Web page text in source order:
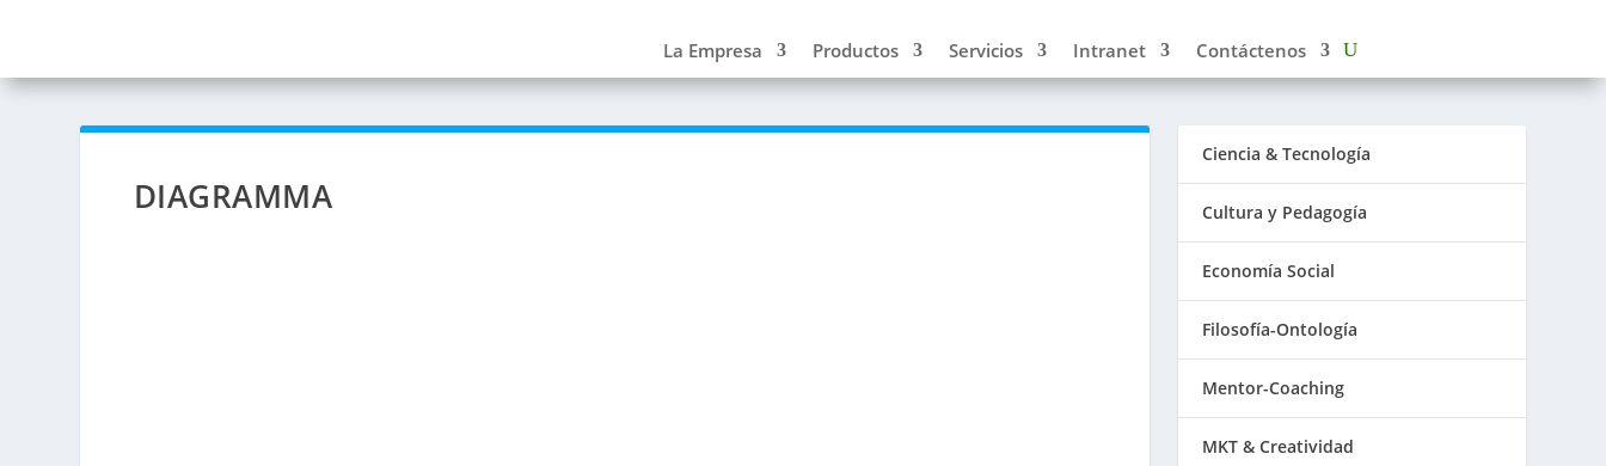
La Empresa Productos Servicios Intranet Contáctenos
DIAGRAMMA
Ciencia & Tecnología
Cultura y Pedagogía
Economía Social
Filosofía-Ontología
Mentor-Coaching
MKT & Creatividad